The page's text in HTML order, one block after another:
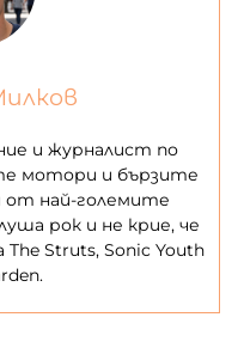
и журналист по
мотори и бързите
от най-големите
рок и не крие, че
Struts, Sonic Youth